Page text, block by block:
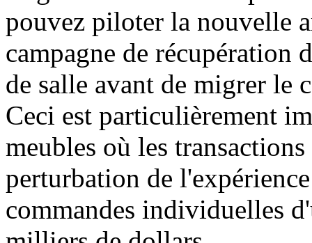
pouvez piloter la nouvelle
campagne de récupération
de salle avant de migrer le
Ceci est particulièrement
meubles où les
perturbation de
commandes individuelles